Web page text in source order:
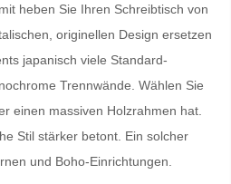
heben Sie Ihren Schreibtisch von
originellen Design ersetzen
japanisch viele Standard-
Trennwände. Wählen Sie
einen massiven Holzrahmen hat.
Stil stärker betont. Ein solcher
und Boho-Einrichtungen.